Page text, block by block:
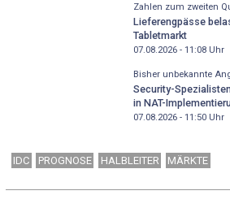
Zahlen zum zweiten
Lieferengpässe
Tabletmarkt
07.08.2026 - 11:08Uhr
Bisher unbekannte
Security-
in NAT-
07.08.2026 - 11:50Uhr
IDC PROGNOSE HALBLEITER MÄRKTE